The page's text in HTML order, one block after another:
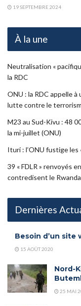
19 SEPTEMBRE 2024
À la une
Neutralisation «
la RDC
ONU : la RDC appelle
lutte contre le
M23 au Sud-Kivu : 48
la mi-juillet (ONU)
Ituri : l’ONU fustige
39 « FDLR » renvoyés
contredisent le Rwanda
Dernières
Besoin d’un site
15 AOÛT 2020
Nord-
25 MAI